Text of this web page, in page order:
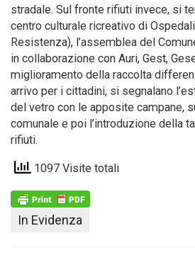
stradale. Sul fronte rifiuti invece, si
centro culturale ricreativo di
Resistenza), l’assemblea del
in collaborazione con Auri, Gest,
miglioramento della raccolta
arrivo per i cittadini, si segnalano
del vetro con le apposite campane,
comunale e poi l’introduzione della
rifiuti.
1097 Visite totali
In Evidenza